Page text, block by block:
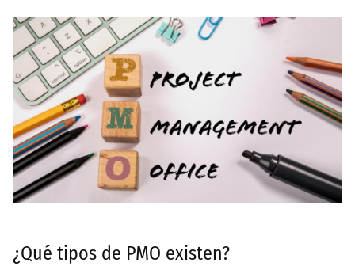
¿Qué tipos de PMO existen?